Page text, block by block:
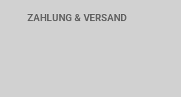
ZAHLUNG & VERSAND